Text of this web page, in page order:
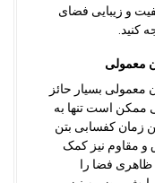
و زیبایی فضای
کنید.
معمولی
معمولی بسیار حائز
ممکن است تنها به
زمان کفسابی بتن
و مقاوم نیز کمک
ظاهری فضا را